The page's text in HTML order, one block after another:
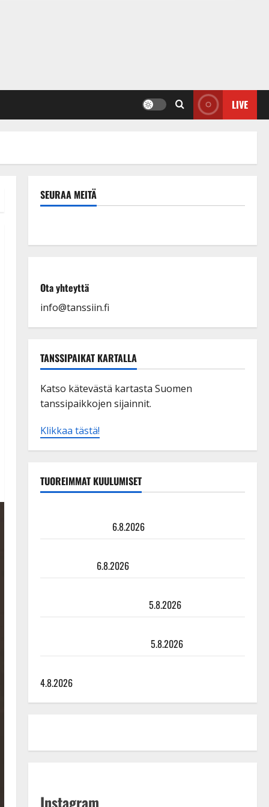
LIVE
SEURAA MEITÄ
Ota yhteyttä
info@tanssiin.fi
TANSSIPAIKAT KARTALLA
Katso kätevästä kartasta Suomen
tanssipaikkojen sijainnit.
Klikkaa tästä!
TUOREIMMAT KUULUMISET
6.8.2026
6.8.2026
5.8.2026
5.8.2026
4.8.2026
Instagram